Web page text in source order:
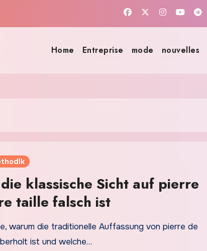
Home Entreprise mode nouvelles
klassische Sicht auf pierre
taille falsch ist
warum die traditionelle Auffassung von pierre de
ist und welche…